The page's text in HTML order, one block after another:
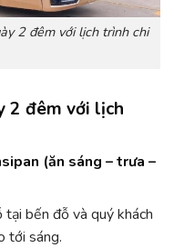
2 đêm với lịch trình chi
2 đêm với lịch
(ăn sáng – trưa –
bến đỗ và quý khách
tới sáng.